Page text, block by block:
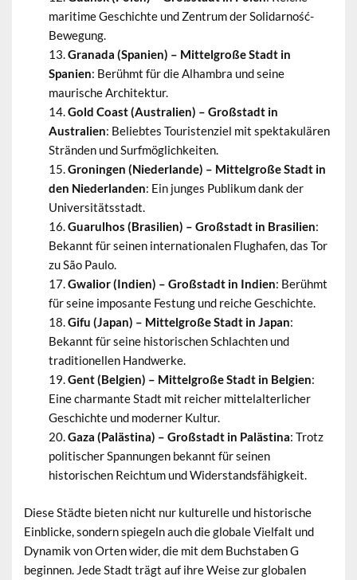
maritime Geschichte und Zentrum der Solidarność-
Bewegung.
Granada (Spanien) – Mittelgroße Stadt in
Spanien: Berühmt für die Alhambra und seine
maurische Architektur.
Gold Coast (Australien) – Großstadt in
Australien: Beliebtes Touristenziel mit spektakulären
Stränden und Surfmöglichkeiten.
Groningen (Niederlande) – Mittelgroße Stadt in
den Niederlanden: Ein junges Publikum dank der
Universitätsstadt.
Guarulhos (Brasilien) – Großstadt in Brasilien:
Bekannt für seinen internationalen Flughafen, das Tor
zu São Paulo.
Gwalior (Indien) – Großstadt in Indien: Berühmt
für seine imposante Festung und reiche Geschichte.
Gifu (Japan) – Mittelgroße Stadt in Japan:
Bekannt für seine historischen Schlachten und
traditionellen Handwerke.
Gent (Belgien) – Mittelgroße Stadt in Belgien:
Eine charmante Stadt mit reicher mittelalterlicher
Geschichte und moderner Kultur.
Gaza (Palästina) – Großstadt in Palästina: Trotz
politischer Spannungen bekannt für seinen
historischen Reichtum und Widerstandsfähigkeit.
Diese Städte bieten nicht nur kulturelle und historische
Einblicke, sondern spiegeln auch die globale Vielfalt und
Dynamik von Orten wider, die mit dem Buchstaben G
beginnen. Jede Stadt trägt auf ihre Weise zur globalen